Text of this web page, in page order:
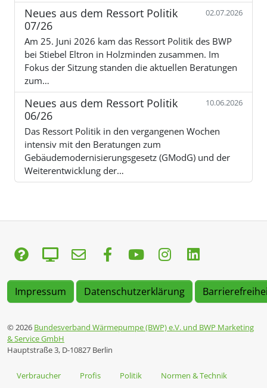
Neues aus dem Ressort Politik
07/26
02.07.2026
Am 25. Juni 2026 kam das Ressort Politik des BWP
bei Stiebel Eltron in Holzminden zusammen. Im
Fokus der Sitzung standen die aktuellen Beratungen
zum…
Neues aus dem Ressort Politik
06/26
10.06.2026
Das Ressort Politik in den vergangenen Wochen
intensiv mit den Beratungen zum
Gebäudemodernisierungsgesetz (GModG) und der
Weiterentwicklung der…
Impressum Datenschutzerklärung
© 2026 Bundesverband Wärmepumpe (BWP) e.V. und BWP Marketing
& Service GmbH
Hauptstraße 3, D-10827 Berlin
Verbraucher Profis Politik Normen & Technik